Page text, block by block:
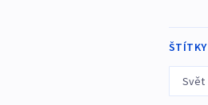
ŠTÍTKY
Svět